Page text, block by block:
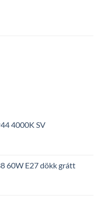
4000K SV
kr..
60W E27 dökk grátt